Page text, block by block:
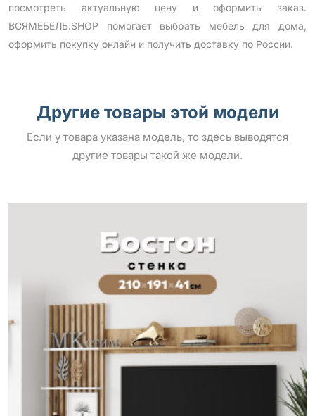
посмотреть актуальную цену и оформить заказ.
ВСЯМЕБЕЛЬ.SHOP помогает выбрать мебель для дома,
оформить покупку онлайн и получить доставку по России.
Другие товары этой модели
Если у товара указана модель, то здесь выводятся
другие товары такой же модели.